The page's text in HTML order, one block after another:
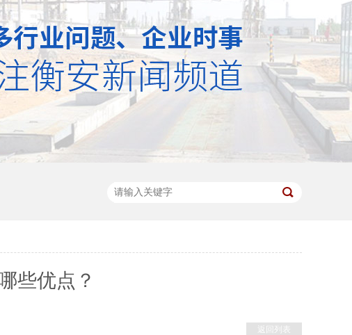
些优点？
返回列表